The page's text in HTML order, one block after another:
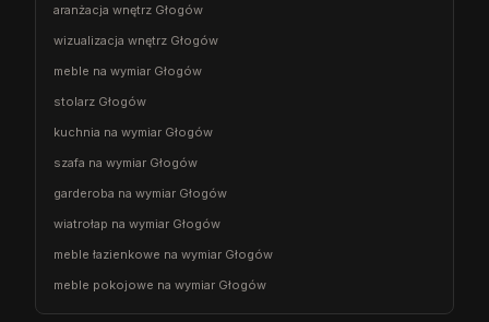
aranżacja wnętrz Głogów
wizualizacja wnętrz Głogów
meble na wymiar Głogów
stolarz Głogów
kuchnia na wymiar Głogów
szafa na wymiar Głogów
garderoba na wymiar Głogów
wiatrołap na wymiar Głogów
meble łazienkowe na wymiar Głogów
meble pokojowe na wymiar Głogów